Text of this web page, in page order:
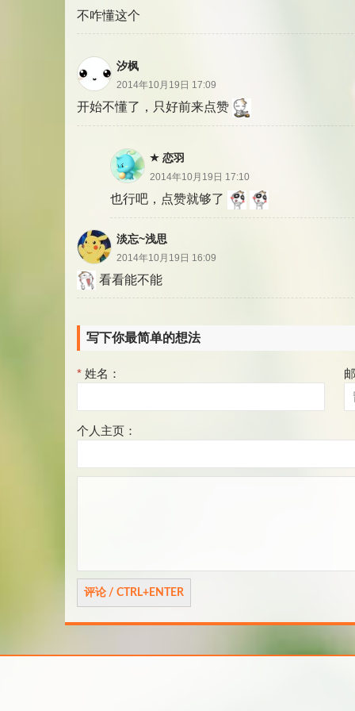
不咋懂这个
汐枫
2014年10月19日 17:09
开始不懂了，只好前来点赞
恋羽
2014年10月19日 17:10
也行吧，点赞就够了
淡忘~浅思
2014年10月19日 16:09
看看能不能
写下你最简单的想法
* 姓名：
个人主页：